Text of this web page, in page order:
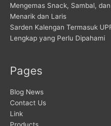
Mengemas Snack, Sambal,
Menarik dan Laris
Sarden Kalengan Termasuk
Lengkap yang Perlu Dipahami
Pages
Blog News
Contact Us
Link
Products